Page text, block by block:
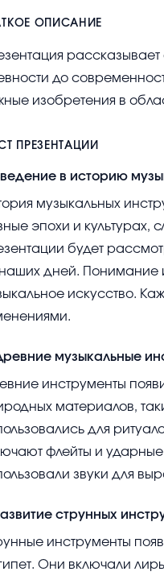
ОПИСАНИЕ
до
изобретения в
ПРЕЗЕНТАЦИИ
в историю
музыкальных
эпохи и культурах,
будет
дней. Понимание
искусство.
музыкальные
инструменты
материалов,
для
флейты и
звуки для
струнных
инструменты
Они включали